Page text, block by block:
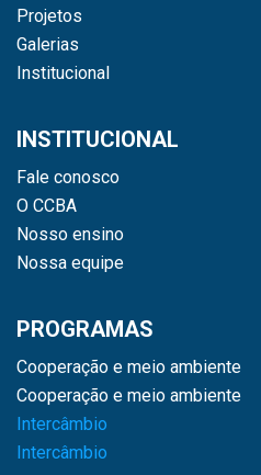
Projetos
Galerias
Institucional
INSTITUCIONAL
Fale conosco
O CCBA
Nosso ensino
Nossa equipe
PROGRAMAS
Cooperação e meio ambiente
Cooperação e meio ambiente
Intercâmbio
Intercâmbio